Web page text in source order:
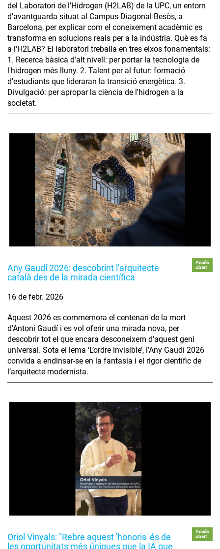
del Laboratori de l'Hidrogen (H2LAB) de la UPC, un entorn
d’avantguarda situat al Campus Diagonal-Besòs, a
Barcelona, per explicar com el coneixement acadèmic es
transforma en solucions reals per a la indústria. Què es fa
a l'H2LAB? El laboratori treballa en tres eixos fonamentals:
1. Recerca bàsica d'alt nivell: per portar la tecnologia de
l'hidrogen més lluny. 2. Talent per al futur: formació
d'estudiants que lideraran la transició energètica. 3.
Divulgació: per apropar la ciència de l'hidrogen a la
societat.
Any Gaudí 2026: descobrint l'arquitecte
català des de la mirada científica
Accés
obert
16 de febr. 2026
Aquest 2026 es commemora el centenari de la mort
d’Antoni Gaudí i es vol oferir una mirada nova, per
descobrir tot el que encara desconeixem d’aquest geni
universal. Sota el lema ‘L’ordre invisible’, l’Any Gaudí 2026
convida a endinsar-se en la fantasia i el rigor científic de
l’arquitecte modernista.
Oriol Vinyals: "Rebre aquest 'honoris' és de
les oportunitats més úniques que la IA que
Accés
obert